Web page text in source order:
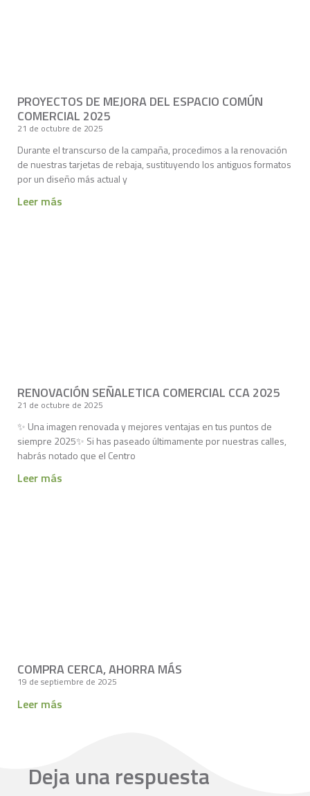
PROYECTOS DE MEJORA DEL ESPACIO COMÚN
COMERCIAL 2025
21 de octubre de 2025
Durante el transcurso de la campaña, procedimos a la renovación
de nuestras tarjetas de rebaja, sustituyendo los antiguos formatos
por un diseño más actual y
Leer más
RENOVACIÓN SEÑALETICA COMERCIAL CCA 2025
21 de octubre de 2025
✨ Una imagen renovada y mejores ventajas en tus puntos de
siempre 2025✨ Si has paseado últimamente por nuestras calles,
habrás notado que el Centro
Leer más
COMPRA CERCA, AHORRA MÁS
19 de septiembre de 2025
Leer más
Deja una respuesta